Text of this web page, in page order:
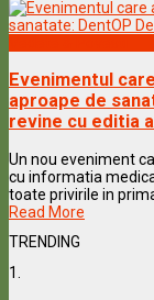
Evenimentul
aproape de
revine cu editia
Un nou eveniment
cu informatia
toate privirile in
Read More
TRENDING
1.